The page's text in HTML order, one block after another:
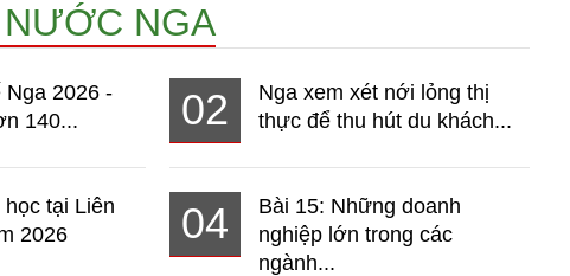
NGA
Nga 2026 -
140...
02
Nga xem xét nới lỏng thị
thực để thu hút du khách...
tại Liên
2026
04
Bài 15: Những doanh
nghiệp lớn trong các
ngành...